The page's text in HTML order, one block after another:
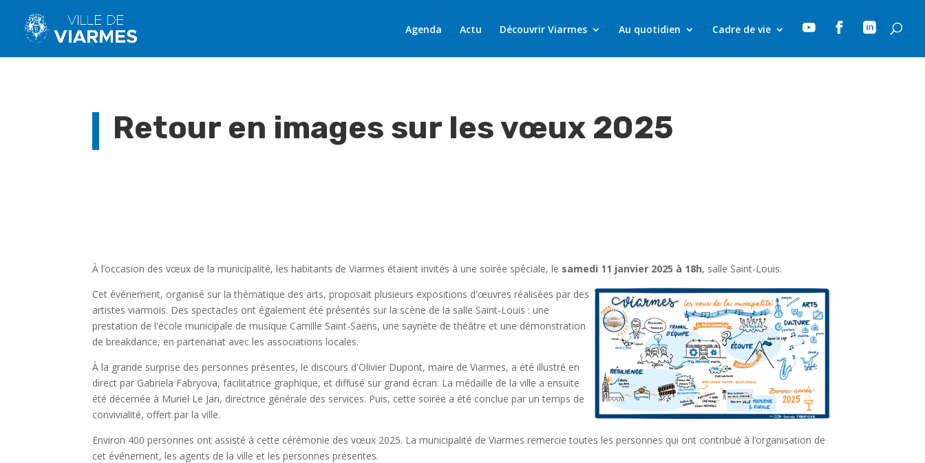
Agenda Actu Découvrir Viarmes Au quotidien Cadre de vie   
Retour en images sur les vœux 2025
À l’occasion des vœux de la municipalité, les habitants de Viarmes étaient invités à une soirée spéciale, le samedi 11 janvier 2025 à 18h, salle Saint-Louis.
Cet événement, organisé sur la thématique des arts, proposait plusieurs expositions d'œuvres réalisées par des
artistes viarmois. Des spectacles ont également été présentés sur la scène de la salle Saint-Louis : une
prestation de l'école municipale de musique Camille Saint-Saëns, une saynète de théâtre et une démonstration
de breakdance, en partenariat avec les associations locales.
À la grande surprise des personnes présentes, le discours d'Olivier Dupont, maire de Viarmes, a été illustré en
direct par Gabriela Fabryova, facilitatrice graphique, et diffusé sur grand écran. La médaille de la ville a ensuite
été décernée à Muriel Le Jan, directrice générale des services. Puis, cette soirée a été conclue par un temps de
convivialité, offert par la ville.
Environ 400 personnes ont assisté à cette cérémonie des vœux 2025. La municipalité de Viarmes remercie toutes les personnes qui ont contribué à l’organisation de
cet événement, les agents de la ville et les personnes présentes.